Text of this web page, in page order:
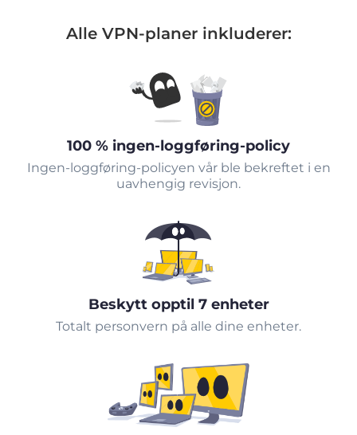
Alle VPN-planer inkluderer:
100 % ingen-loggføring-policy
Ingen-loggføring-policyen vår ble bekreftet i en
uavhengig revisjon.
Beskytt opptil 7 enheter
Totalt personvern på alle dine enheter.